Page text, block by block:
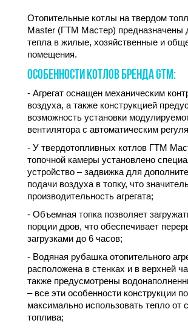
Отопительные котлы на твердом
Master (ГТМ Мастер) предназначены
тепла в жилые, хозяйственные и
помещения.
ОСОБЕННОСТИ КОТЛОВ БРЕНДА GTM:
- Агрегат оснащен механическим
воздуха, а также конструкцией
возможность установки
вентилятора с автоматическим
- У твердотопливных котлов ГТМ
топочной камеры установлено
устройство – задвижка для
подачи воздуха в топку, что
производительность агрегата;
- Объемная топка позволяет
порции дров, что обеспечивает
загрузками до 6 часов;
- Водяная рубашка отопительного
расположена в стенках и в верхней
также предусмотрены
– все эти особенности конструкции
максимально использовать тепло от
топлива;